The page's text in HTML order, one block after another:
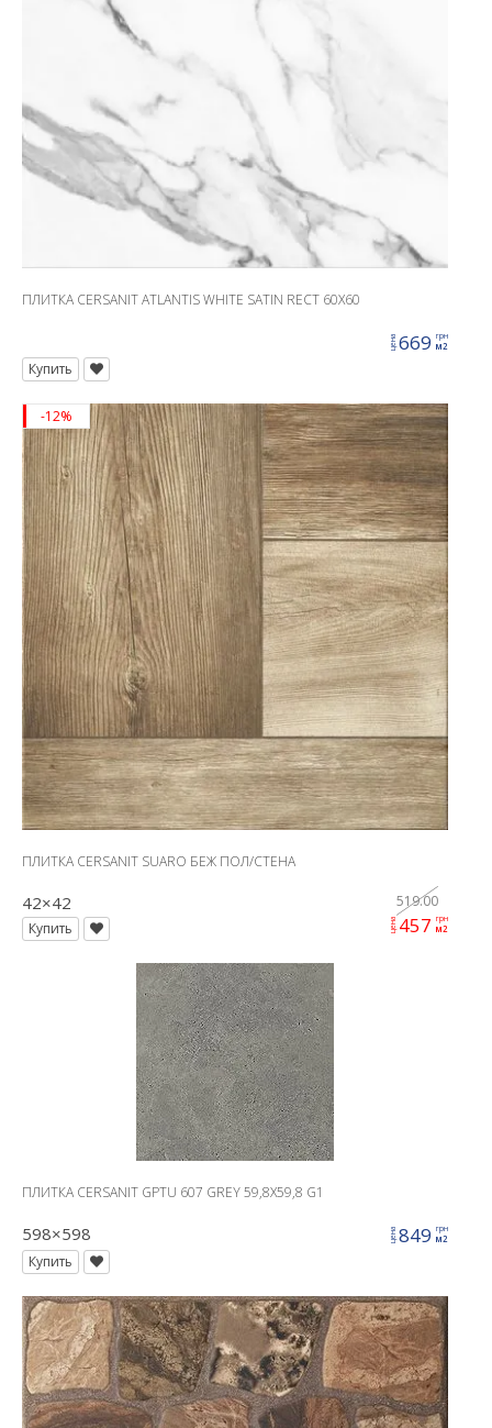
ПЛИТКА CERSANIT ATLANTIS WHITE SATIN RECT 60X60
цена 669 грн
м2
Купить
-12%
ПЛИТКА CERSANIT SUARO БЕЖ ПОЛ/СТЕНА
42×42
519.00
Купить
цена 457 грн
м2
ПЛИТКА CERSANIT GPTU 607 GREY 59,8X59,8 G1
598×598 цена849 грн
м2
Купить